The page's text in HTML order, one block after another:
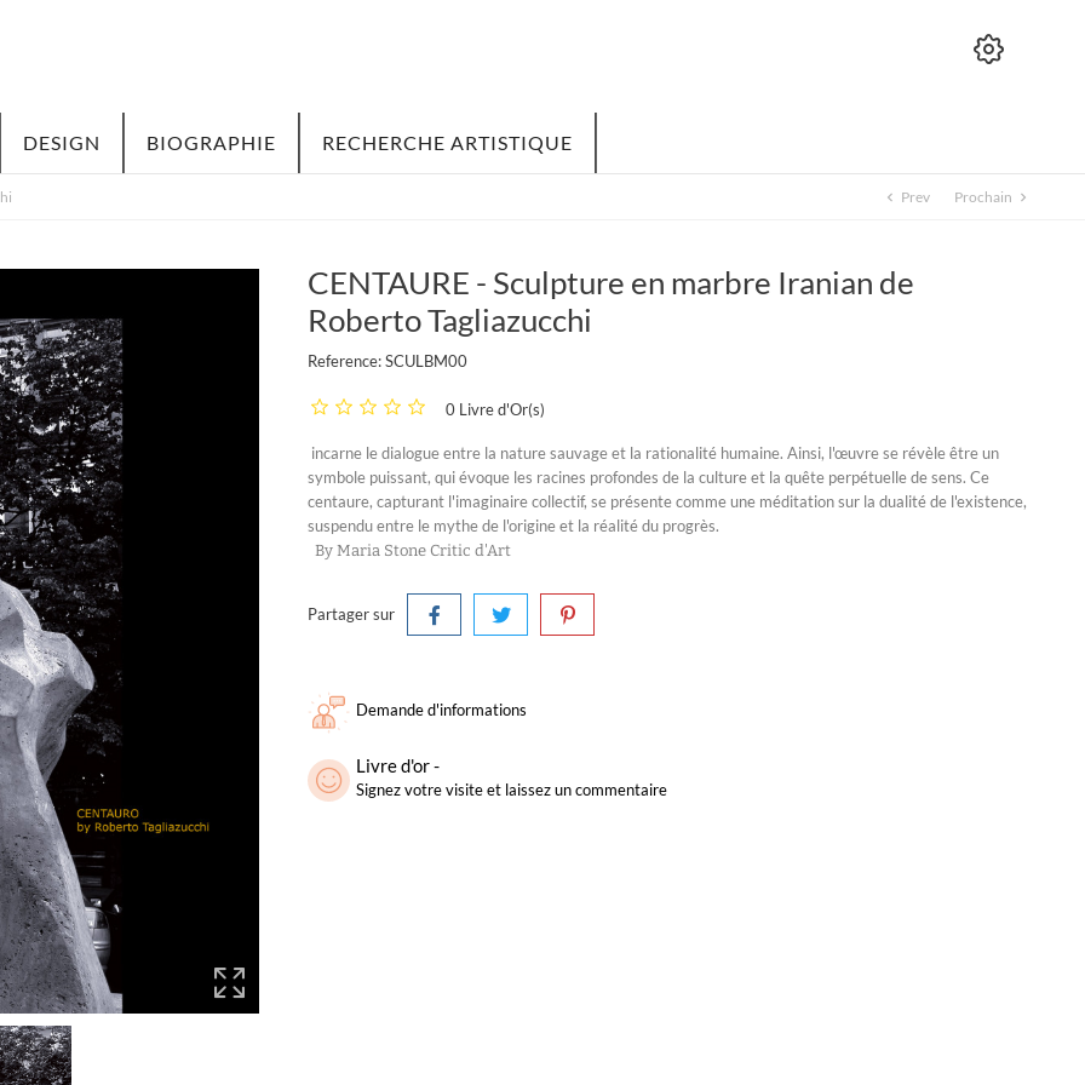
DESIGN BIOGRAPHIE RECHERCHE ARTISTIQUE
chevron_left Prev Prochain chevron_right
CENTAURE - Sculpture en marbre Iranian de
Roberto Tagliazucchi
Reference:SCULBM00
0 Livre d'Or(s)
incarne le dialogue entre la nature sauvage et la rationalité humaine. Ainsi, l'œuvre se révèle être un
symbole puissant, qui évoque les racines profondes de la culture et la quête perpétuelle de sens. Ce
centaure, capturant l'imaginaire collectif, se présente comme une méditation sur la dualité de l'existence,
suspendu entre le mythe de l'origine et la réalité du progrès.
By Maria Stone Critic d'Art
Partager sur
Demande d'informations
Livre d'or -
Signez votre visite et laissez un commentaire